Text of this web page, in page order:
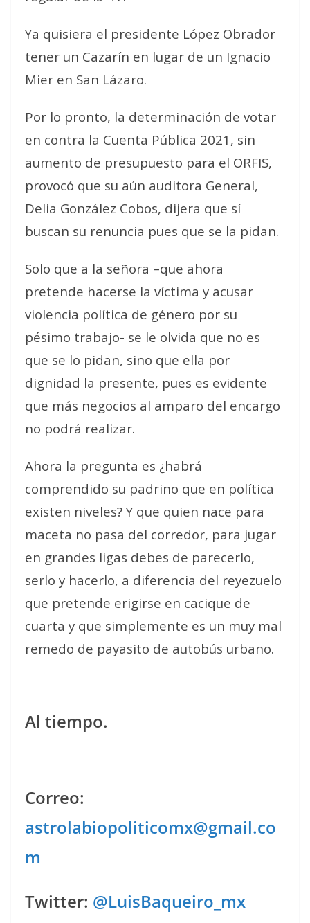
Ya quisiera el presidente López Obrador
tener un Cazarín en lugar de un Ignacio
Mier en San Lázaro.
Por lo pronto, la determinación de votar
en contra la Cuenta Pública 2021, sin
aumento de presupuesto para el ORFIS,
provocó que su aún auditora General,
Delia González Cobos, dijera que sí
buscan su renuncia pues que se la pidan.
Solo que a la señora –que ahora
pretende hacerse la víctima y acusar
violencia política de género por su
pésimo trabajo- se le olvida que no es
que se lo pidan, sino que ella por
dignidad la presente, pues es evidente
que más negocios al amparo del encargo
no podrá realizar.
Ahora la pregunta es ¿habrá
comprendido su padrino que en política
existen niveles? Y que quien nace para
maceta no pasa del corredor, para jugar
en grandes ligas debes de parecerlo,
serlo y hacerlo, a diferencia del reyezuelo
que pretende erigirse en cacique de
cuarta y que simplemente es un muy mal
remedo de payasito de autobús urbano.
Al tiempo.
Correo:
astrolabiopoliticomx@gmail.co
m
Twitter: @LuisBaqueiro_mx